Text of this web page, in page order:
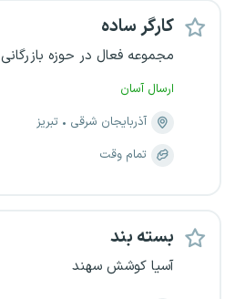
کارگر ساده
مجموعه فعال در حوزه بازرگانی
ارسال آسان
آذربایجان شرقی
تبریز
تمام وقت
بسته بند
آسیا کوشش سهند